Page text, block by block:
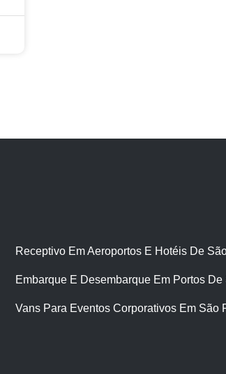
Receptivo Em Aeroportos E Hotéis De
Embarque E Desembarque Em Portos De
Vans Para Eventos Corporativos Em São